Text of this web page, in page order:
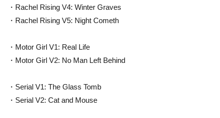
・Rachel Rising V4: Winter Graves
・Rachel Rising V5: Night Cometh
・Motor Girl V1: Real Life
・Motor Girl V2: No Man Left Behind
・Serial V1: The Glass Tomb
・Serial V2: Cat and Mouse